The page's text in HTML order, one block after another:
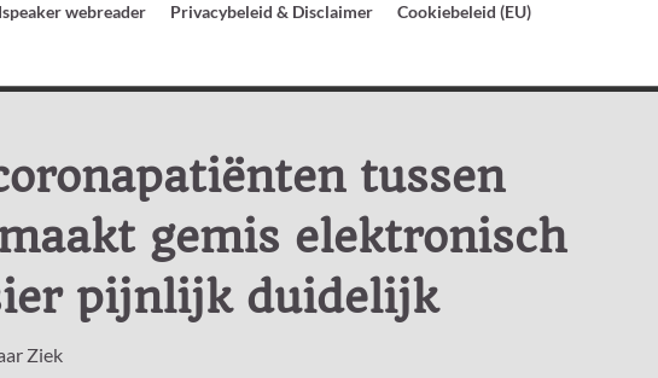
webreader Privacybeleid & Disclaimer Cookiebeleid (EU)
tussen
gemis elektronisch
pijnlijk duidelijk
Ziek